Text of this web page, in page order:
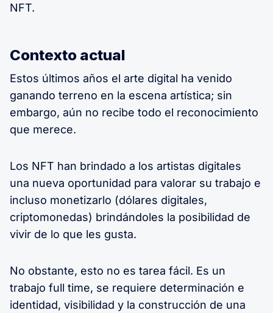
NFT.
Contexto actual
Estos últimos años el arte digital ha venido
ganando terreno en la escena artística; sin
embargo, aún no recibe todo el reconocimiento
que merece.
Los NFT han brindado a los artistas digitales
una nueva oportunidad para valorar su trabajo e
incluso monetizarlo (dólares digitales,
criptomonedas) brindándoles la posibilidad de
vivir de lo que les gusta.
No obstante, esto no es tarea fácil. Es un
trabajo full time, se requiere determinación e
identidad, visibilidad y la construcción de una